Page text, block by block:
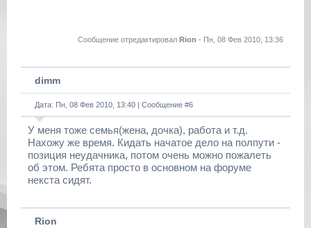
Сообщение отредактировал Rion - Пн, 08 Фев 2010, 13:36
dimm
Дата: Пн, 08 Фев 2010, 13:40 | Сообщение #6
У меня тоже семья(жена, дочка), работа и т.д.
Нахожу же время. Кидать начатое дело на полпути -
позиция неудачника, потом очень можно пожалеть
об этом. Ребята просто в основном на форуме
некста сидят.
Rion